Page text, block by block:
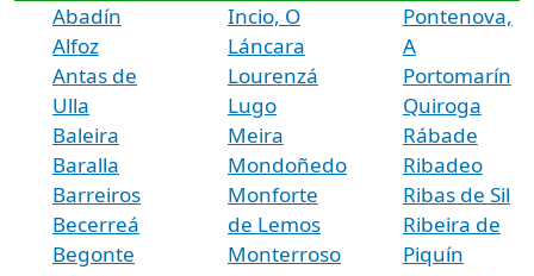
Abadín
Alfoz
Antas de
Ulla
Baleira
Baralla
Barreiros
Becerreá
Begonte
Incio, O
Láncara
Lourenzá
Lugo
Meira
Mondoñedo
Monforte
de Lemos
Monterroso
Pontenova,
A
Portomarín
Quiroga
Rábade
Ribadeo
Ribas de Sil
Ribeira de
Piquín